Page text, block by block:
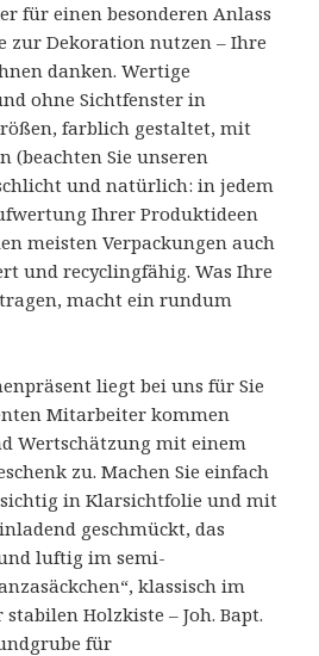
für einen besonderen Anlass
zur Dekoration nutzen – Ihre
danken. Wertige
ohne Sichtfenster in
farblich gestaltet, mit
(beachten Sie unseren
und natürlich: in jedem
Ihrer Produktideen
meisten Verpackungen auch
und recyclingfähig. Was Ihre
macht ein rundum
liegt bei uns für Sie
Mitarbeiter kommen
Wertschätzung mit einem
zu. Machen Sie einfach
in Klarsichtfolie und mit
geschmückt, das
luftig im semi-
klassisch im
Holzkiste – Joh. Bapt.
für